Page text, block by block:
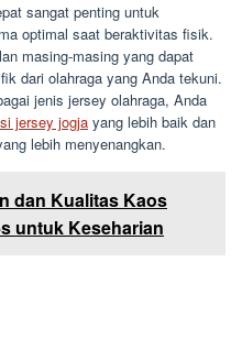
sangat penting untuk
optimal saat beraktivitas fisik.
masing-masing yang dapat
dari olahraga yang Anda tekuni.
jenis jersey olahraga, Anda
jersey jogja yang lebih baik dan
lebih menyenangkan.
dan Kualitas Kaos
untuk Keseharian